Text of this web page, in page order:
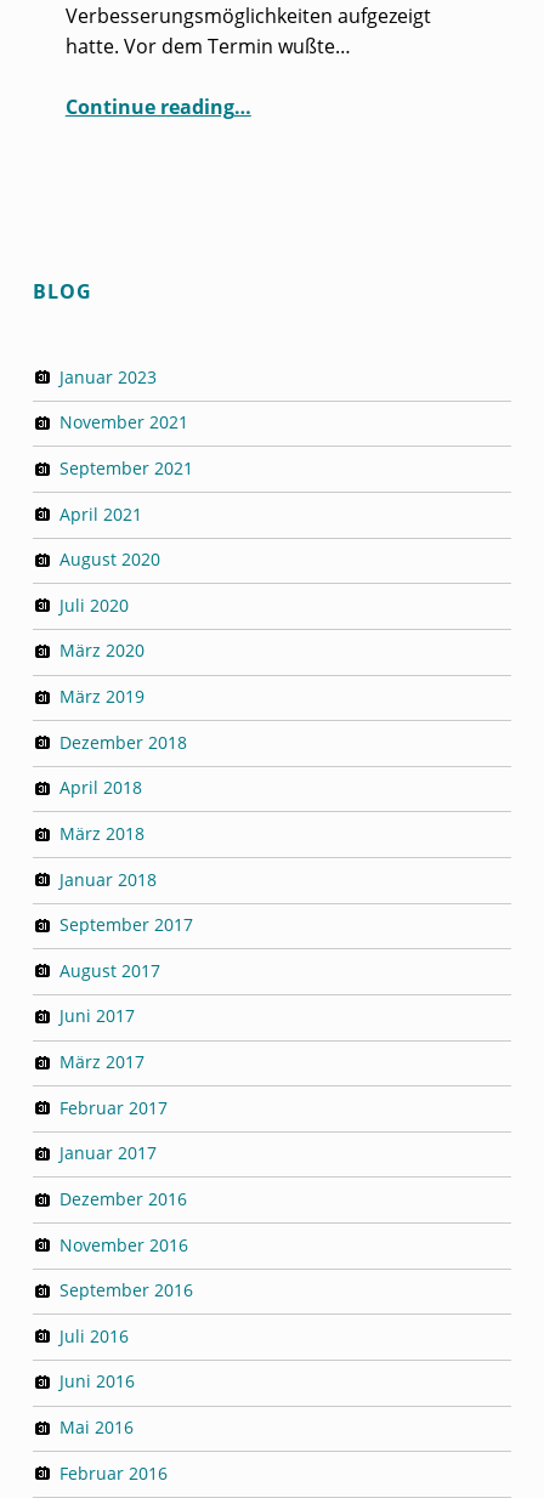
Verbesserungsmöglichkeiten aufgezeigt
hatte. Vor dem Termin wußte…
Continue reading“Was haben Schönheits-OPs und Coachingaufträge gemeinsam?”
…
BLOG
Januar 2023
November 2021
September 2021
April 2021
August 2020
Juli 2020
März 2020
März 2019
Dezember 2018
April 2018
März 2018
Januar 2018
September 2017
August 2017
Juni 2017
März 2017
Februar 2017
Januar 2017
Dezember 2016
November 2016
September 2016
Juli 2016
Juni 2016
Mai 2016
Februar 2016